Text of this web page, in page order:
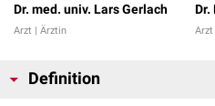
Dr. med. univ. Lars Gerlach
Arzt | Ärztin
Dr.
Definition